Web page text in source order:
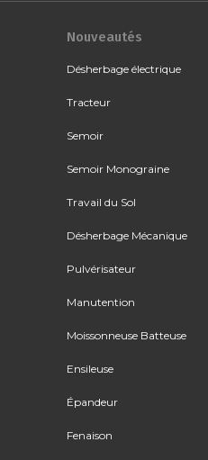
Nouveautés
Désherbage électrique
Tracteur
Semoir
Semoir Monograine
Travail du Sol
Désherbage Mécanique
Pulvérisateur
Manutention
Moissonneuse Batteuse
Ensileuse
Épandeur
Fenaison